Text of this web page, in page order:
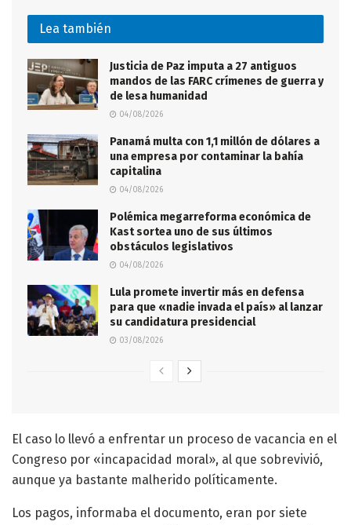
Lea también
Justicia de Paz imputa a 27 antiguos
mandos de las FARC crímenes de guerra y
de lesa humanidad
04/08/2026
Panamá multa con 1,1 millón de dólares a
una empresa por contaminar la bahía
capitalina
04/08/2026
Polémica megarreforma económica de
Kast sortea uno de sus últimos
obstáculos legislativos
04/08/2026
Lula promete invertir más en defensa
para que «nadie invada el país» al lanzar
su candidatura presidencial
03/08/2026
El caso lo llevó a enfrentar un proceso de vacancia en el
Congreso por «incapacidad moral», al que sobrevivió,
aunque ya bastante malherido políticamente.
Los pagos, informaba el documento, eran por siete